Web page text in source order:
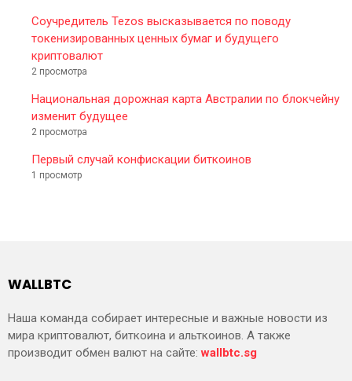
Соучредитель Tezos высказывается по поводу
токенизированных ценных бумаг и будущего
криптовалют
2 просмотра
Национальная дорожная карта Австралии по блокчейну
изменит будущее
2 просмотра
Первый случай конфискации биткоинов
1 просмотр
WALLBTC
Наша команда собирает интересные и важные новости из
мира криптовалют, биткоина и альткоинов. А также
производит обмен валют на сайте:wallbtc.sg